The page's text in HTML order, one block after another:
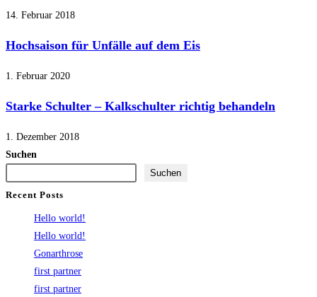
14. Februar 2018
Hochsaison für Unfälle auf dem Eis
1. Februar 2020
Starke Schulter – Kalkschulter richtig behandeln
1. Dezember 2018
Suchen
Suchen
Recent Posts
Hello world!
Hello world!
Gonarthrose
first partner
first partner